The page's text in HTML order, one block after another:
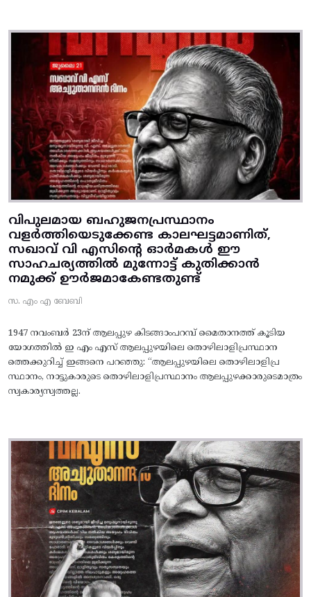
വിപുലമായ ബഹുജനപ്രസ്ഥാനം
വളർത്തിയെടുക്കേണ്ട കാലഘട്ടമാണിത്,
സഖാവ് വി എസിന്റെ ഓർമകൾ ഈ
സാഹചര്യത്തിൽ മുന്നോട്ട്‌ കുതിക്കാൻ
നമുക്ക് ഊർജമാകേണ്ടതുണ്ട്
സ. എം എ ബേബി
1947 നവംബർ 23ന് ആലപ്പുഴ കിടങ്ങാംപറമ്പ്‌ മൈതാനത്ത്‌ കൂടിയ
യോഗത്തിൽ ഇ എം എസ് ആലപ്പുഴയിലെ തൊഴിലാളിപ്രസ്ഥാന
ത്തെക്കുറിച്ച് ഇങ്ങനെ പറഞ്ഞു: “ആലപ്പുഴയിലെ തൊഴിലാളിപ്ര
സ്ഥാനം, നാട്ടുകാരുടെ തൊഴിലാളിപ്രസ്ഥാനം ആലപ്പുഴക്കാരുടെമാത്രം
സ്വകാര്യസ്വത്തല്ല.